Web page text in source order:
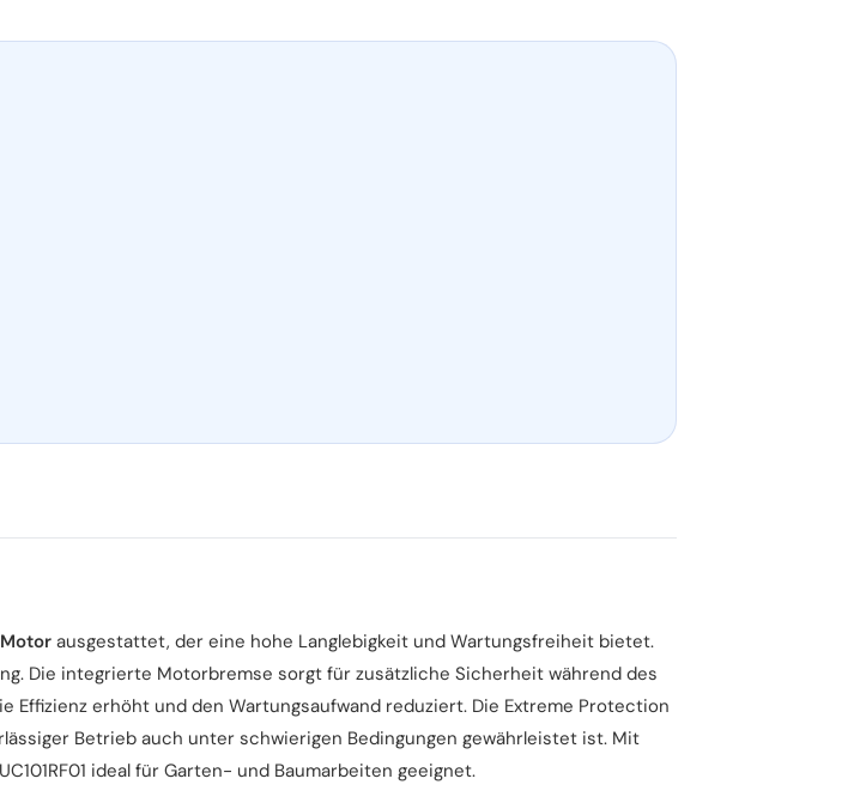
ausgestattet, der eine hohe Langlebigkeit und Wartungsfreiheit bietet.
Die integrierte Motorbremse sorgt für zusätzliche Sicherheit während des
erhöht und den Wartungsaufwand reduziert. Die Extreme Protection
Betrieb auch unter schwierigen Bedingungen gewährleistet ist. Mit
ideal für Garten- und Baumarbeiten geeignet.